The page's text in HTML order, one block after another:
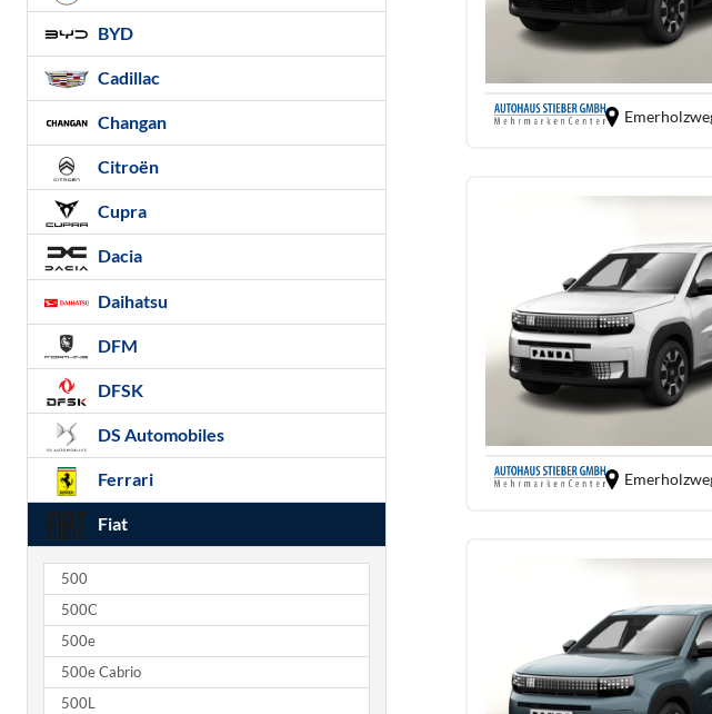
BYD
Cadillac
Changan
Citroën
Cupra
Dacia
Daihatsu
DFM
DFSK
DS Automobiles
Ferrari
Fiat
500
500C
500e
500e Cabrio
500L